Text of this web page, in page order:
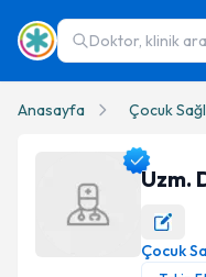
Doktor, klinik
Anasayfa Çocuk
Uzm. Dr. Gökçe Gür
Uzm.
Çocuk